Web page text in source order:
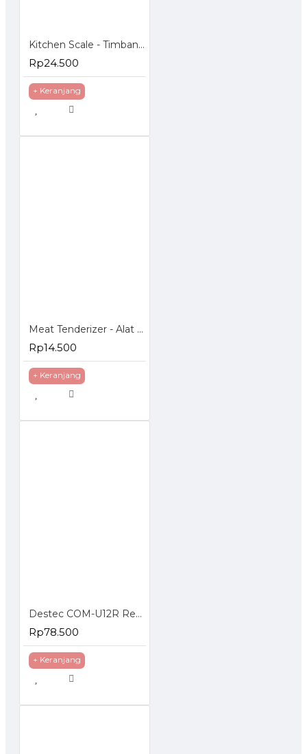
Kitchen Scale - Timbangan Digital 10 Kg
Rp24.500
+ Keranjang
Meat Tenderizer - Alat Pelunak Penumbuk Daging Bahan Stainless Steel
Rp14.500
+ Keranjang
Destec COM-U12R Regulator Gas Tekanan Rendah
Rp78.500
+ Keranjang